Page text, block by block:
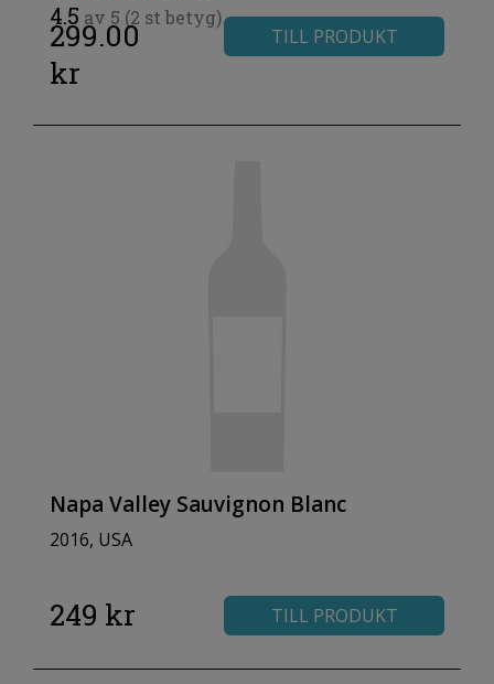
4.5 av 5 (2 st betyg)
299.00
kr
TILL PRODUKT
Napa Valley Sauvignon Blanc
2016, USA
249 kr TILL PRODUKT